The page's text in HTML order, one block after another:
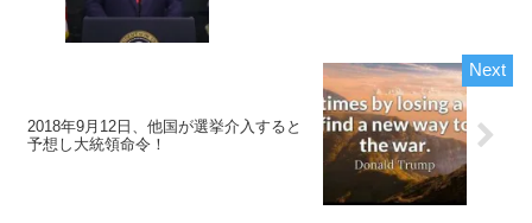
2018年9月12日、他国が選挙介入すると
予想し大統領命令！